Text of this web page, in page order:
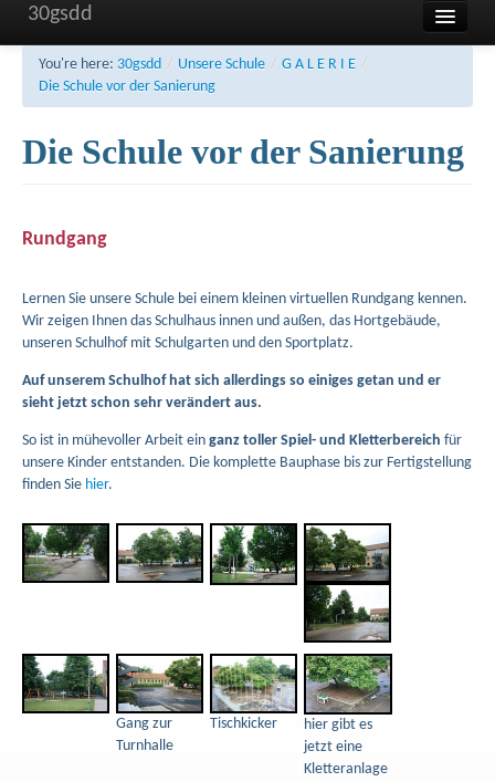
30gsdd
Unsere Schule
Aktuelles und Termine
FAQ
Impressum
Datenschutzerklärung
You're here: 30gsdd / Unsere Schule / G A L E R I E /
Die Schule vor der Sanierung
Die Schule vor der Sanierung
Rundgang
Lernen Sie unsere Schule bei einem kleinen virtuellen Rundgang kennen.
Wir zeigen Ihnen das Schulhaus innen und außen, das Hortgebäude,
unseren Schulhof mit Schulgarten und den Sportplatz.
Auf unserem Schulhof hat sich allerdings so einiges getan und er
sieht jetzt schon sehr verändert aus.
So ist in mühevoller Arbeit ein ganz toller Spiel- und Kletterbereich für
unsere Kinder entstanden. Die komplette Bauphase bis zur Fertigstellung
finden Sie hier.
Gang zur
Turnhalle
Tischkicker
hier gibt es
jetzt eine
Kletteranlage